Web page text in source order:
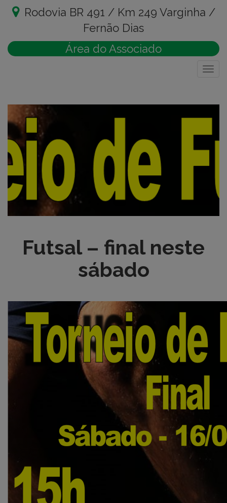
Rodovia BR 491 / Km 249 Varginha /
Fernão Dias
Área do Associado
Futsal – final neste
sábado